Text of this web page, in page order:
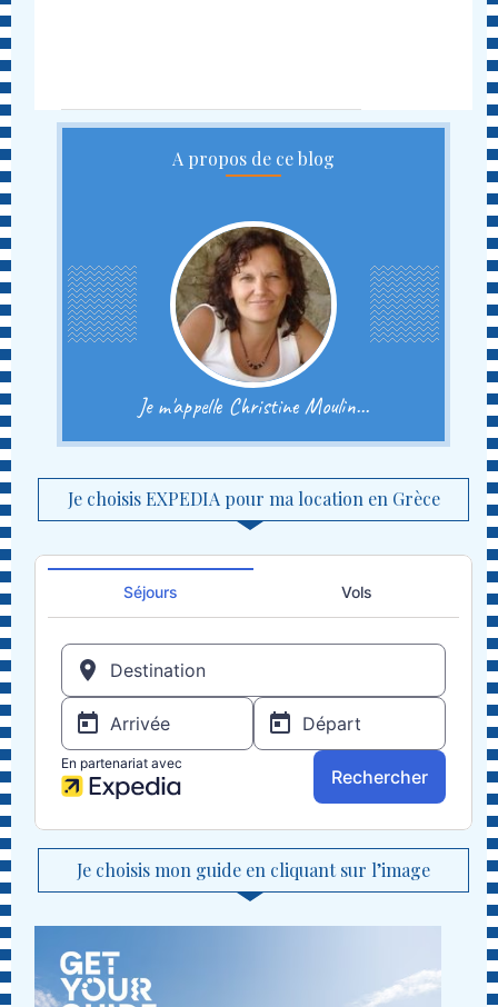
A propos de ce blog
Je m'appelle Christine Moulin...
Je choisis EXPEDIA pour ma location en Grèce
Je choisis mon guide en cliquant sur l’image